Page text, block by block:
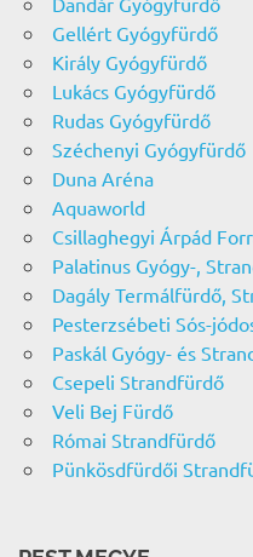
Gellért Gyógyfürdő
Király Gyógyfürdő
Lukács Gyógyfürdő
Rudas Gyógyfürdő
Széchenyi Gyógyfürdő
Duna Aréna
Aquaworld
Csillaghegyi Árpád
Palatinus Gyógy-,
Dagály Termálfürdő,
Pesterzsébeti Sós-
Paskál Gyógy- és
Csepeli Strandfürdő
Veli Bej Fürdő
Római Strandfürdő
Pünkösdfürdői